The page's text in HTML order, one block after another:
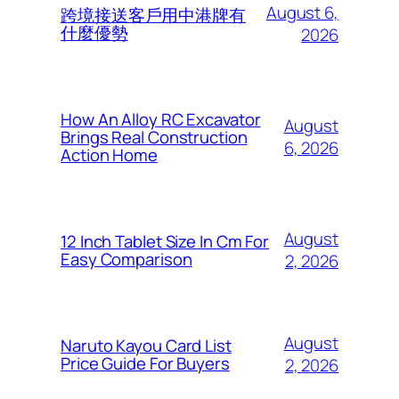
跨境接送客戶用中港牌有
什麼優勢
August 6,
2026
How An Alloy RC Excavator
Brings Real Construction
Action Home
August
6, 2026
12 Inch Tablet Size In Cm For
Easy Comparison
August
2, 2026
Naruto Kayou Card List
Price Guide For Buyers
August
2, 2026